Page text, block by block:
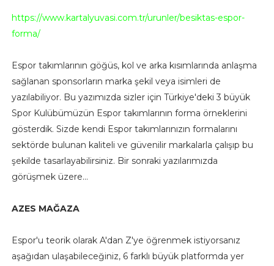
https://www.kartalyuvasi.com.tr/urunler/besiktas-espor-
forma/
Espor takımlarının göğüs, kol ve arka kısımlarında anlaşma
sağlanan sponsorların marka şekil veya isimleri de
yazılabiliyor. Bu yazımızda sizler için Türkiye'deki 3 büyük
Spor Kulübümüzün Espor takımlarının forma örneklerini
gösterdik. Sizde kendi Espor takımlarınızın formalarını
sektörde bulunan kaliteli ve güvenilir markalarla çalışıp bu
şekilde tasarlayabilirsiniz. Bir sonraki yazılarımızda
görüşmek üzere...
AZES MAĞAZA
Espor'u teorik olarak A'dan Z'ye öğrenmek istiyorsanız
aşağıdan ulaşabileceğiniz, 6 farklı büyük platformda yer